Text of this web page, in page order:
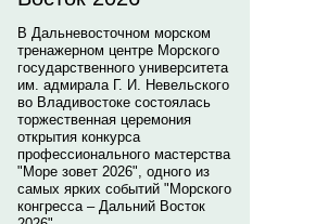
В Дальневосточном морском
тренажерном центре Морского
государственного университета
им. адмирала Г. И. Невельского
во Владивостоке состоялась
торжественная церемония
открытия конкурса
профессионального мастерства
"Море зовет 2026", одного из
самых ярких событий "Морского
конгресса – Дальний Восток